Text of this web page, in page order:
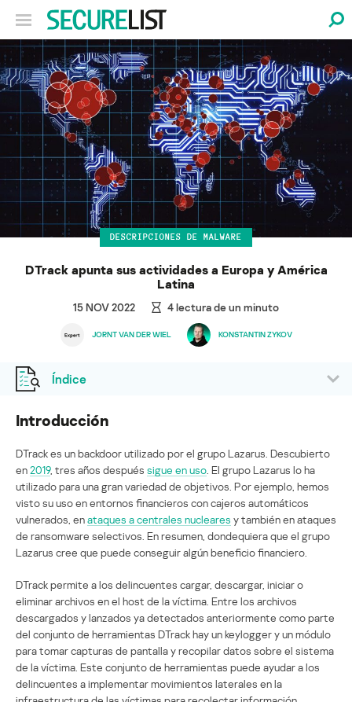
DESCRIPCIONES DE MALWARE
DTrack apunta sus actividades a Europa y América
Latina
15 NOV 2022 4lectura de un minuto
JORNT VAN DER WIEL KONSTANTIN ZYKOV
Índice
Introducción
DTrack es un backdoor utilizado por el grupo Lazarus. Descubierto
en2019, tres años después sigue en uso . El grupo Lazarus lo ha
utilizado para una gran variedad de objetivos. Por ejemplo, hemos
visto su uso en entornos financieros con cajeros automáticos
vulnerados, enataques a centrales nucleares y también en ataques
de ransomware selectivos. En resumen, dondequiera que el grupo
Lazarus cree que puede conseguir algún beneficio financiero.
DTrack permite a los delincuentes cargar, descargar, iniciar o
eliminar archivos en el host de la víctima. Entre los archivos
descargados y lanzados ya detectados anteriormente como parte
del conjunto de herramientas DTrack hay un keylogger y un módulo
para tomar capturas de pantalla y recopilar datos sobre el sistema
de la víctima. Este conjunto de herramientas puede ayudar a los
delincuentes a implementar movimientos laterales en la